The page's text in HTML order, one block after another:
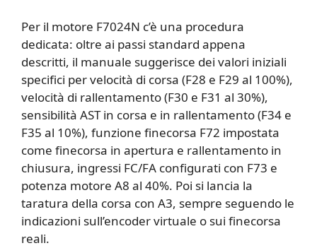
Per il motore F7024N c’è una procedura
dedicata: oltre ai passi standard appena
descritti, il manuale suggerisce dei valori iniziali
specifici per velocità di corsa (F28 e F29 al 100%),
velocità di rallentamento (F30 e F31 al 30%),
sensibilità AST in corsa e in rallentamento (F34 e
F35 al 10%), funzione finecorsa F72 impostata
come finecorsa in apertura e rallentamento in
chiusura, ingressi FC/FA configurati con F73 e
potenza motore A8 al 40%. Poi si lancia la
taratura della corsa con A3, sempre seguendo le
indicazioni sull’encoder virtuale o sui finecorsa
reali.